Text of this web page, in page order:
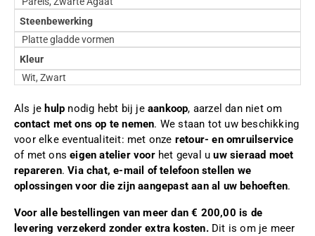
Steenbewerking
Platte gladde vormen
Kleur
Wit, Zwart
Als je hulp nodig hebt bij jeaankoop, aarzel dan niet om
contact met ons op te nemen. We staan tot uw beschikking
voor elke eventualiteit: met onze retour- en omruilservice
of met onseigen atelier voorhet geval uuw sieraad moet
repareren.Via chat, e-mail of telefoon stellen we
oplossingen voor die zijn aangepast aan al uw behoeften.
Voor alle bestellingen van meer dan € 200,00 is de
levering verzekerd zonder extra kosten.Dit is om je meer